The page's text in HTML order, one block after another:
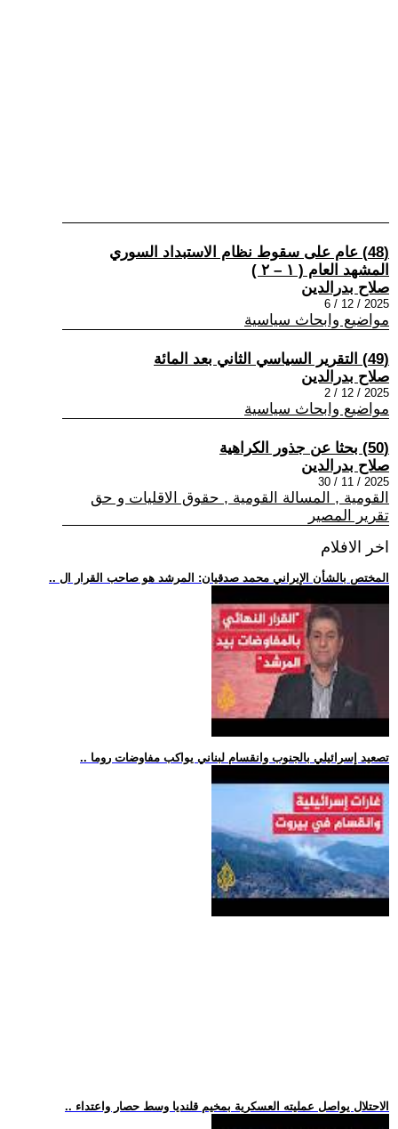
(48) عام على سقوط نظام الاستبداد السوري
المشهد العام ( ١ – ٢ )
صلاح بدرالدين
2025 / 12 / 6
مواضيع وابحاث سياسية
(49) التقرير السياسي الثاني بعد المائة
صلاح بدرالدين
2025 / 12 / 2
مواضيع وابحاث سياسية
(50) بحثا عن جذور الكراهية
صلاح بدرالدين
2025 / 11 / 30
القومية , المسالة القومية , حقوق الاقليات و حق
تقرير المصير
اخر الافلام
.. المختص بالشأن الإيراني محمد صدقيان: المرشد هو صاحب القرار ال
.. تصعيد إسرائيلي بالجنوب وانقسام لبناني يواكب مفاوضات روما
.. الاحتلال يواصل عمليته العسكرية بمخيم قلنديا وسط حصار واعتداء